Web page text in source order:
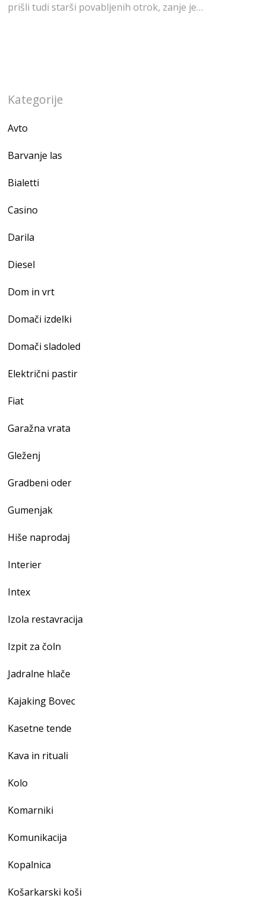
prišli tudi starši povabljenih otrok, zanje je…
Kategorije
Avto
Barvanje las
Bialetti
Casino
Darila
Diesel
Dom in vrt
Domači izdelki
Domači sladoled
Električni pastir
Fiat
Garažna vrata
Gleženj
Gradbeni oder
Gumenjak
Hiše naprodaj
Interier
Intex
Izola restavracija
Izpit za čoln
Jadralne hlače
Kajaking Bovec
Kasetne tende
Kava in rituali
Kolo
Komarniki
Komunikacija
Kopalnica
Košarkarski koši